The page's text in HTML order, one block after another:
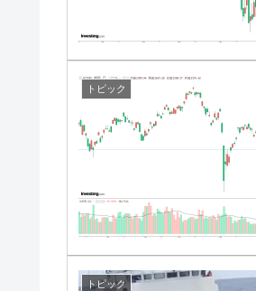
トピック
トピック